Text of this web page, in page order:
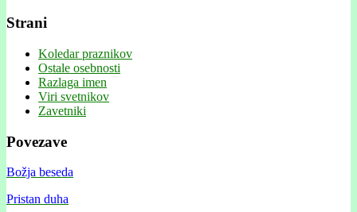
Strani
Koledar praznikov
Ostale osebnosti
Razlaga imen
Viri svetnikov
Zavetniki
Povezave
Božja beseda
Pristan duha